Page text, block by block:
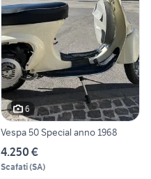
6
Vespa 50 Special anno 1968
4.250 €
Scafati(SA)